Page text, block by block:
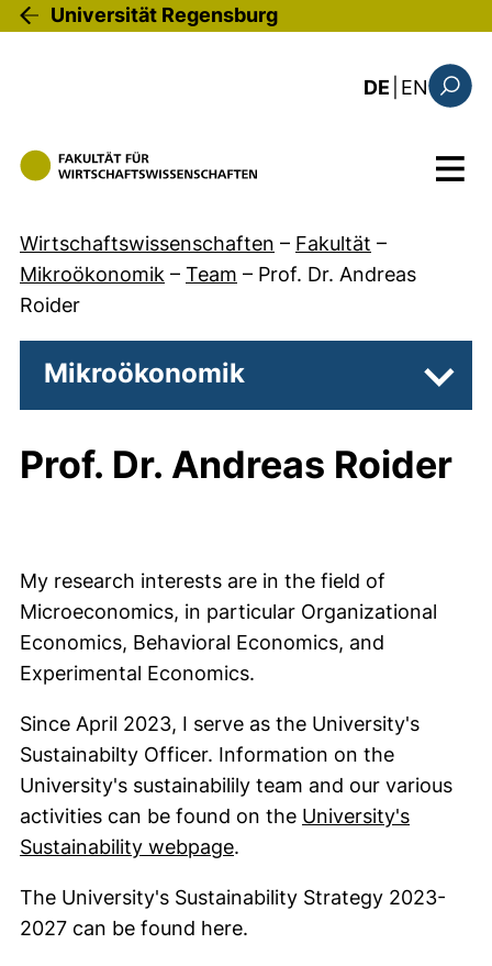
Direkt zum Inhalt
Universität Regensburg
DE EN: the
Menü
Wirtschaftswissenschaften – Fakultät –
Mikroökonomik – Team – Prof. Dr. Andreas
Roider
Mikroökonomik
Prof. Dr. Andreas Roider
My research interests are in the field of
Microeconomics, in particular Organizational
Economics, Behavioral Economics, and
Experimental Economics.
Since April 2023, I serve as the University's
Sustainabilty Officer. Information on the
University's sustainabilily team and our various
activities can be found on the University's
Sustainability webpage(externer Link, öffnet
.
The University's Sustainability Strategy 2023-
2027 can be found here.